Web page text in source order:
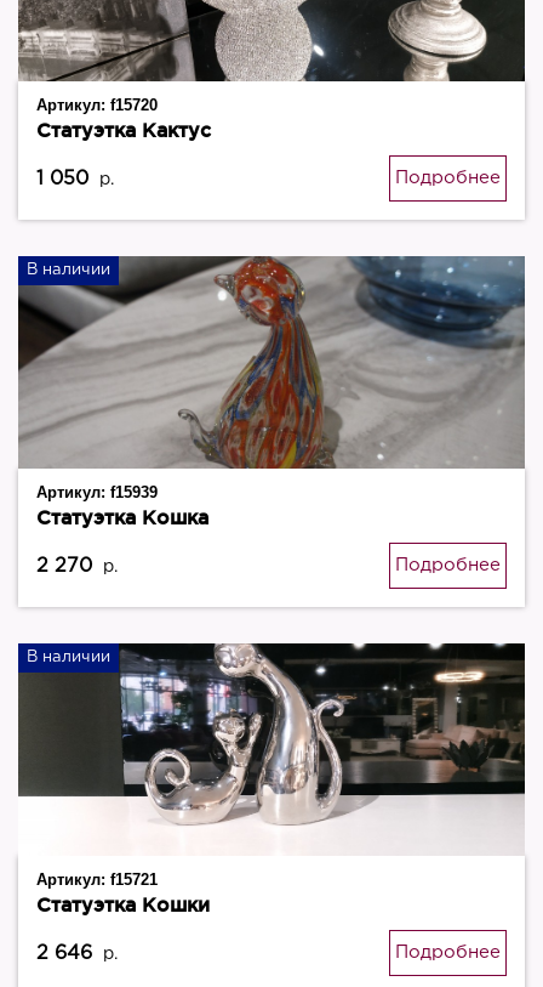
Артикул: f15720
Статуэтка Кактус
1 050 р. Подробнее
В наличии
Артикул: f15939
Статуэтка Кошка
2 270 р. Подробнее
В наличии
Артикул: f15721
Статуэтка Кошки
2 646 р. Подробнее